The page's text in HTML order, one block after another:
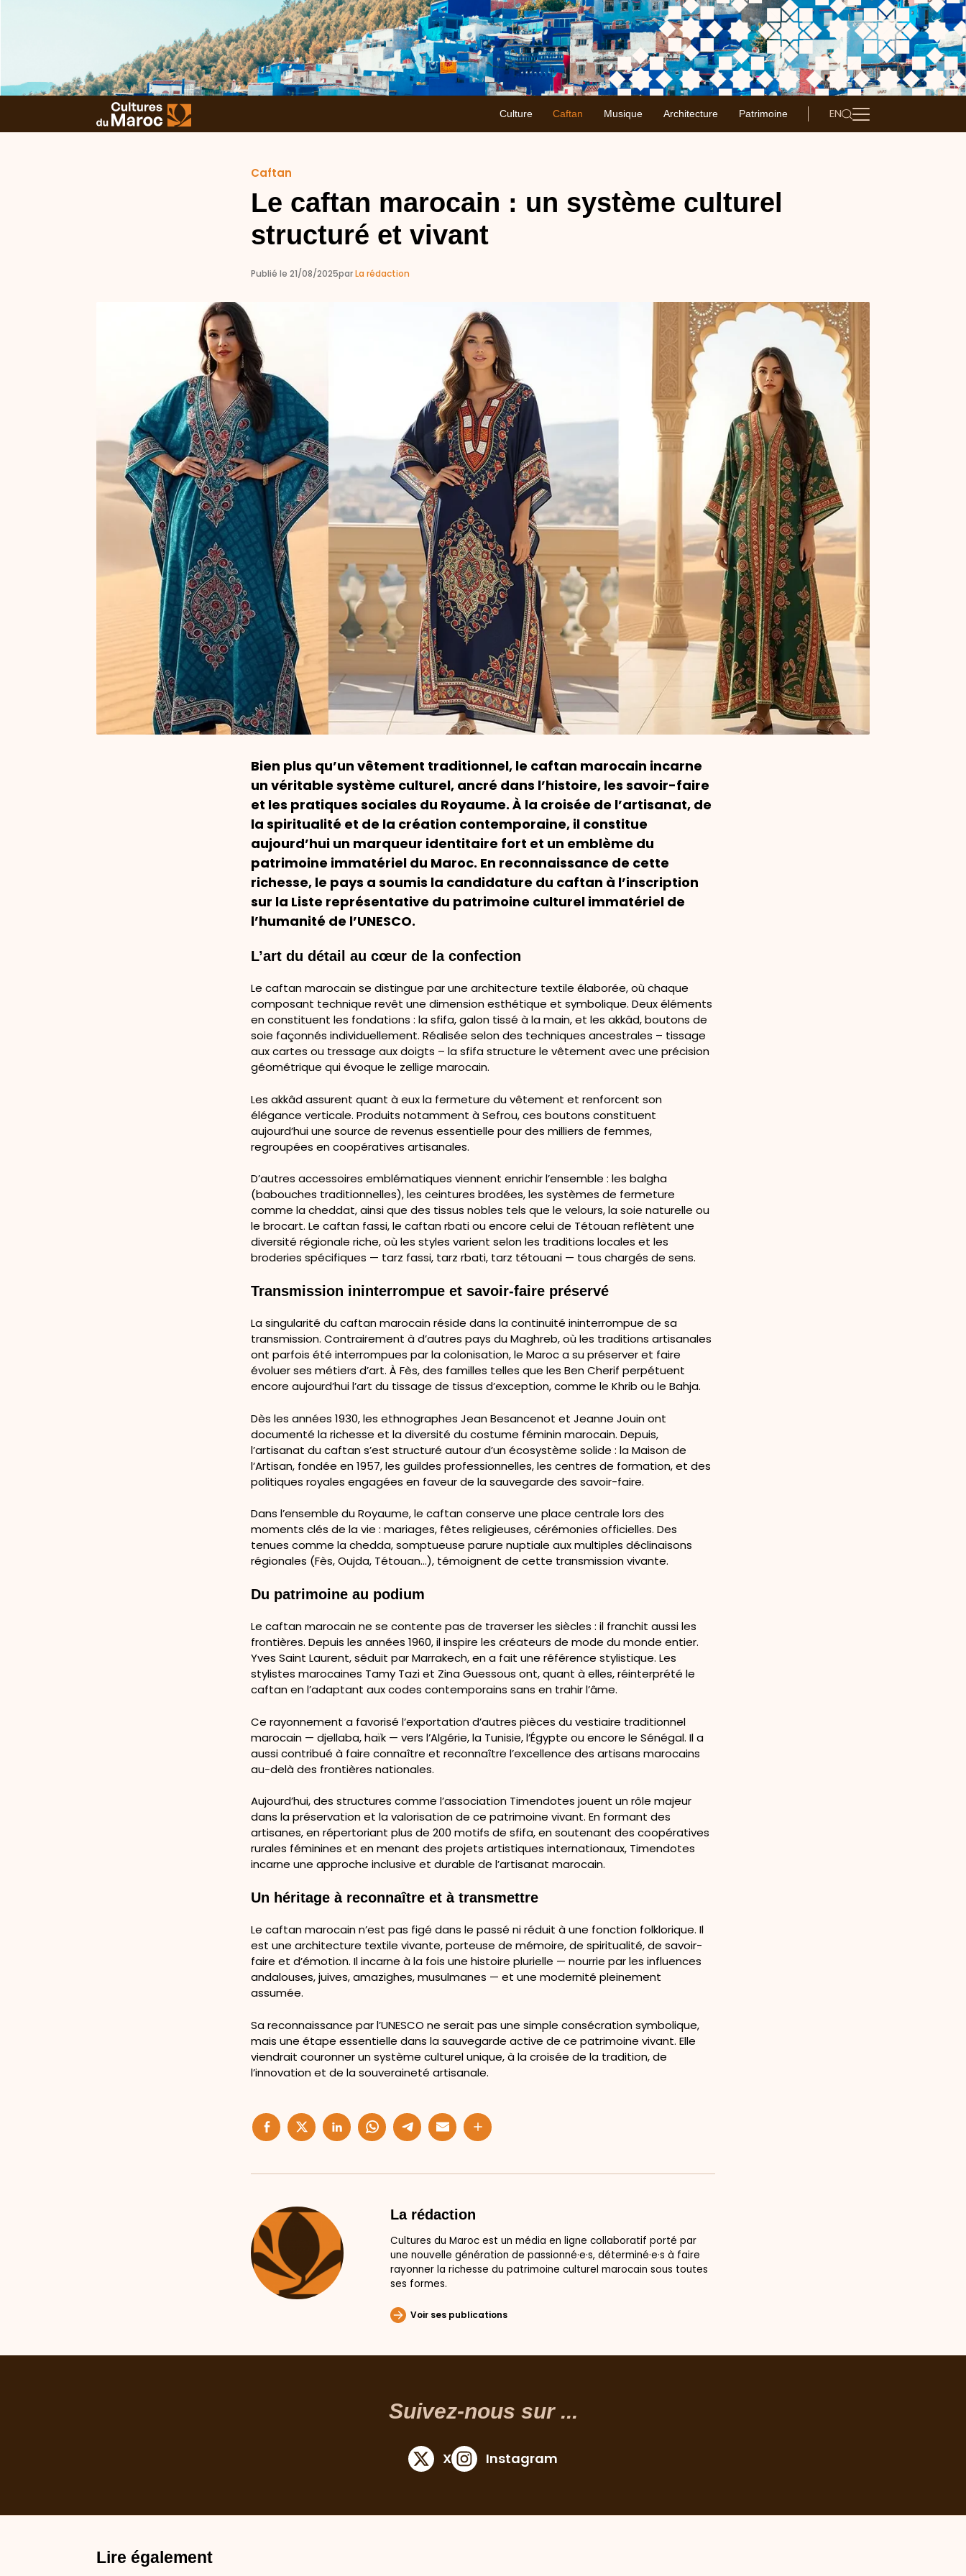
Culture Caftan Musique Architecture Patrimoine EN
Caftan
Le caftan marocain : un système culturel
structuré et vivant
Publié le 21/08/2025parLa rédaction
Bien plus qu’un vêtement traditionnel, le caftan marocain incarne
un véritable système culturel, ancré dans l’histoire, les savoir-faire
et les pratiques sociales du Royaume. À la croisée de l’artisanat, de
la spiritualité et de la création contemporaine, il constitue
aujourd’hui un marqueur identitaire fort et un emblème du
patrimoine immatériel du Maroc. En reconnaissance de cette
richesse, le pays a soumis la candidature du caftan à l’inscription
sur la Liste représentative du patrimoine culturel immatériel de
l’humanité de l’UNESCO.
L’art du détail au cœur de la confection
Le caftan marocain se distingue par une architecture textile élaborée, où chaque
composant technique revêt une dimension esthétique et symbolique. Deux éléments
en constituent les fondations : la sfifa, galon tissé à la main, et les akkâd, boutons de
soie façonnés individuellement. Réalisée selon des techniques ancestrales – tissage
aux cartes ou tressage aux doigts – la sfifa structure le vêtement avec une précision
géométrique qui évoque le zellige marocain.
Les akkâd assurent quant à eux la fermeture du vêtement et renforcent son
élégance verticale. Produits notamment à Sefrou, ces boutons constituent
aujourd’hui une source de revenus essentielle pour des milliers de femmes,
regroupées en coopératives artisanales.
D’autres accessoires emblématiques viennent enrichir l’ensemble : les balgha
(babouches traditionnelles), les ceintures brodées, les systèmes de fermeture
comme la cheddat, ainsi que des tissus nobles tels que le velours, la soie naturelle ou
le brocart. Le caftan fassi, le caftan rbati ou encore celui de Tétouan reflètent une
diversité régionale riche, où les styles varient selon les traditions locales et les
broderies spécifiques — tarz fassi, tarz rbati, tarz tétouani — tous chargés de sens.
Transmission ininterrompue et savoir-faire préservé
La singularité du caftan marocain réside dans la continuité ininterrompue de sa
transmission. Contrairement à d’autres pays du Maghreb, où les traditions artisanales
ont parfois été interrompues par la colonisation, le Maroc a su préserver et faire
évoluer ses métiers d’art. À Fès, des familles telles que les Ben Cherif perpétuent
encore aujourd’hui l’art du tissage de tissus d’exception, comme le Khrib ou le Bahja.
Dès les années 1930, les ethnographes Jean Besancenot et Jeanne Jouin ont
documenté la richesse et la diversité du costume féminin marocain. Depuis,
l’artisanat du caftan s’est structuré autour d’un écosystème solide : la Maison de
l’Artisan, fondée en 1957, les guildes professionnelles, les centres de formation, et des
politiques royales engagées en faveur de la sauvegarde des savoir-faire.
Dans l’ensemble du Royaume, le caftan conserve une place centrale lors des
moments clés de la vie : mariages, fêtes religieuses, cérémonies officielles. Des
tenues comme la chedda, somptueuse parure nuptiale aux multiples déclinaisons
régionales (Fès, Oujda, Tétouan…), témoignent de cette transmission vivante.
Du patrimoine au podium
Le caftan marocain ne se contente pas de traverser les siècles : il franchit aussi les
frontières. Depuis les années 1960, il inspire les créateurs de mode du monde entier.
Yves Saint Laurent, séduit par Marrakech, en a fait une référence stylistique. Les
stylistes marocaines Tamy Tazi et Zina Guessous ont, quant à elles, réinterprété le
caftan en l’adaptant aux codes contemporains sans en trahir l’âme.
Ce rayonnement a favorisé l’exportation d’autres pièces du vestiaire traditionnel
marocain — djellaba, haïk — vers l’Algérie, la Tunisie, l’Égypte ou encore le Sénégal. Il a
aussi contribué à faire connaître et reconnaître l’excellence des artisans marocains
au-delà des frontières nationales.
Aujourd’hui, des structures comme l’association Timendotes jouent un rôle majeur
dans la préservation et la valorisation de ce patrimoine vivant. En formant des
artisanes, en répertoriant plus de 200 motifs de sfifa, en soutenant des coopératives
rurales féminines et en menant des projets artistiques internationaux, Timendotes
incarne une approche inclusive et durable de l’artisanat marocain.
Un héritage à reconnaître et à transmettre
Le caftan marocain n’est pas figé dans le passé ni réduit à une fonction folklorique. Il
est une architecture textile vivante, porteuse de mémoire, de spiritualité, de savoir-
faire et d’émotion. Il incarne à la fois une histoire plurielle — nourrie par les influences
andalouses, juives, amazighes, musulmanes — et une modernité pleinement
assumée.
Sa reconnaissance par l’UNESCO ne serait pas une simple consécration symbolique,
mais une étape essentielle dans la sauvegarde active de ce patrimoine vivant. Elle
viendrait couronner un système culturel unique, à la croisée de la tradition, de
l’innovation et de la souveraineté artisanale.
La rédaction
Cultures du Maroc est un média en ligne collaboratif porté par
une nouvelle génération de passionné·e·s, déterminé·e·s à faire
rayonner la richesse du patrimoine culturel marocain sous toutes
ses formes.
Voir ses publications
Suivez-nous sur ...
X Instagram
Lire également